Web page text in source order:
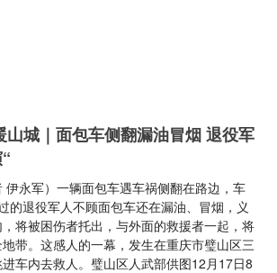
山城｜面包车侧翻漏油冒烟 退役军
伊永军）一辆面包车遇车祸侧翻在路边，车
的退役军人不顾面包车还在漏油、冒烟，义
将被困伤者托出，与外面的救援者一起，将
带。这感人的一幕，发生在重庆市璧山区三
车内去救人。璧山区人武部供图12月17日8